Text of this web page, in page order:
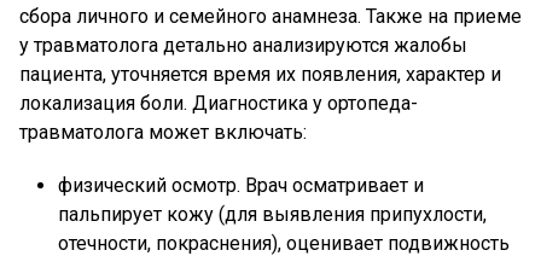
сбора личного и семейного анамнеза. Также на приеме
у травматолога детально анализируются жалобы
пациента, уточняется время их появления, характер и
локализация боли. Диагностика у ортопеда-
травматолога может включать:
физический осмотр. Врач осматривает и
пальпирует кожу (для выявления припухлости,
отечности, покраснения), оценивает подвижность